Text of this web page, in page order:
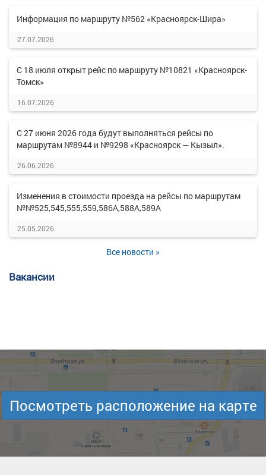
Информация по маршруту №562 «Красноярск-Шира»
27.07.2026
С 18 июля открыт рейс по маршруту №10821 «Красноярск-
Томск»
16.07.2026
С 27 июня 2026 года будут выполняться рейсы по
маршрутам №8944 и №9298 «Красноярск — Кызыл».
26.06.2026
Изменения в стоимости проезда на рейсы по маршрутам
№№525,545,555,559,586А,588А,589А
25.05.2026
Все новости »
Вакансии
Посмотреть расположение на карте